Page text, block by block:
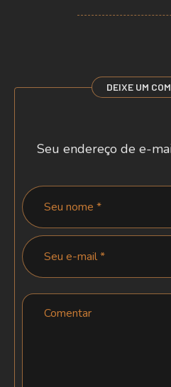
DEIXE UM
Seu endereço de e-